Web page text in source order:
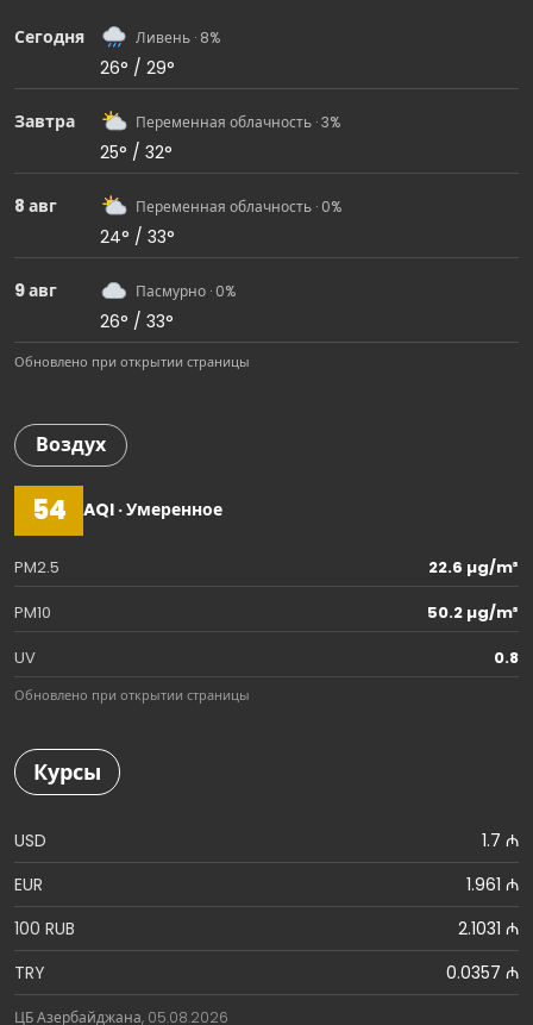
Сегодня Ливень · 8%
26° / 29°
Завтра Переменная облачность · 3%
25° / 32°
8 авг Переменная облачность · 0%
24° / 33°
9 авг Пасмурно · 0%
26° / 33°
Обновлено при открытии страницы
Воздух
54 AQI · Умеренное
PM2.5
22.6 µg/m³
PM10
50.2 µg/m³
UV
0.8
Обновлено при открытии страницы
Курсы
USD
1.7 ₼
EUR
1.961 ₼
100 RUB
2.1031 ₼
TRY
0.0357 ₼
ЦБ Азербайджана, 05.08.2026